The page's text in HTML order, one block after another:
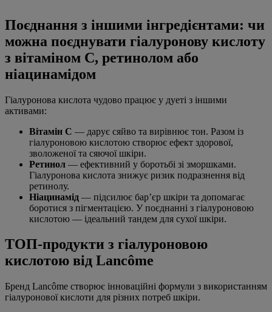
Поєднання з іншими інгредієнтами: чи
можна поєднувати гіалуронову кислоту
з вітаміном С, ретинолом або
ніацинамідом
Гіалуронова кислота чудово працює у дуеті з іншими
активами:
Вітамін С — дарує сяйво та вирівнює тон. Разом із
гіалуроновою кислотою створює ефект здорової,
зволоженої та сяючої шкіри.
Ретинол — ефективний у боротьбі зі зморшками.
Гіалуронова кислота знижує ризик подразнення від
ретинолу.
Ніацинамід — підсилює бар’єр шкіри та допомагає
боротися з пігментацією. У поєднанні з гіалуроновою
кислотою — ідеальний тандем для сухої шкіри.
ТОП-продукти з гіалуроновою
кислотою від Lancôme
Бренд Lancôme створює інноваційні формули з використанням
гіалуронової кислоти для різних потреб шкіри.